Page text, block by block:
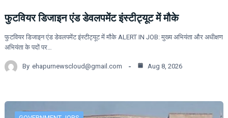
फुटवियर डिजाइन एंड डेवलपमेंट इंस्टीट्यूट में मौके
फुटवियर डिजाइन एंड डेवलपमेंट इंस्टीट्यूट में मौके ALERT IN JOB: मुख्य अभियंता और अधीक्षण
अभियंता के पदों पर…
By ehapurnewscloud@gmail.com Aug 8, 2026